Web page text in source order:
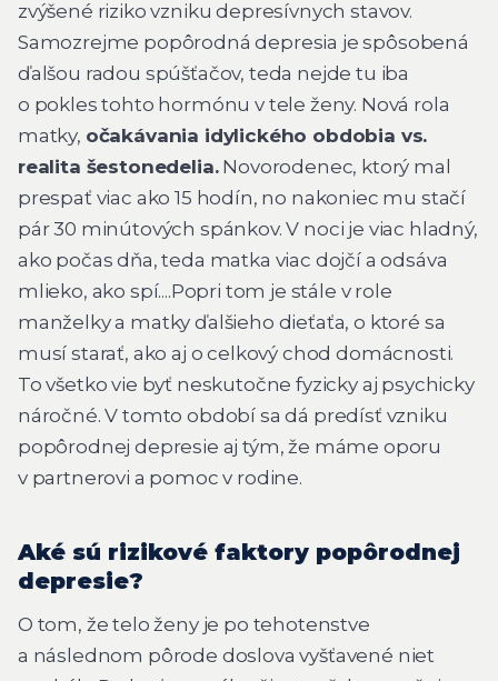
zvýšené riziko vzniku depresívnych stavov.
Samozrejme popôrodná depresia je spôsobená
ďalšou radou spúšťačov, teda nejde tu iba
o pokles tohto hormónu v tele ženy. Nová rola
matky, očakávania idylického obdobia vs.
realita šestonedelia.Novorodenec, ktorý mal
prespať viac ako 15 hodín, no nakoniec mu stačí
pár 30 minútových spánkov. V noci je viac hladný,
ako počas dňa, teda matka viac dojčí a odsáva
mlieko, ako spí....Popri tom je stále v role
manželky a matky ďalšieho dieťaťa, o ktoré sa
musí starať, ako aj o celkový chod domácnosti.
To všetko vie byť neskutočne fyzicky aj psychicky
náročné. V tomto období sa dá predísť vzniku
popôrodnej depresie aj tým, že máme oporu
v partnerovi a pomoc v rodine.
Aké sú rizikové faktory popôrodnej
depresie?
O tom, že telo ženy je po tehotenstve
a následnom pôrode doslova vyšťavené niet